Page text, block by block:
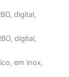
digital,
digital,
em inox,